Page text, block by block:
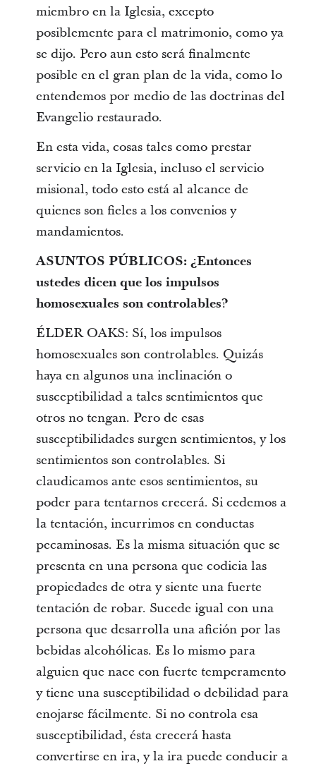
miembro en la Iglesia, excepto
posiblemente para el matrimonio, como ya
se dijo. Pero aun esto será finalmente
posible en el gran plan de la vida, como lo
entendemos por medio de las doctrinas del
Evangelio restaurado.
En esta vida, cosas tales como prestar
servicio en la Iglesia, incluso el servicio
misional, todo esto está al alcance de
quienes son fieles a los convenios y
mandamientos.
ASUNTOS PÚBLICOS: ¿Entonces
ustedes dicen que los impulsos
homosexuales son controlables?
ÉLDER OAKS: Sí, los impulsos
homosexuales son controlables. Quizás
haya en algunos una inclinación o
susceptibilidad a tales sentimientos que
otros no tengan. Pero de esas
susceptibilidades surgen sentimientos, y los
sentimientos son controlables. Si
claudicamos ante esos sentimientos, su
poder para tentarnos crecerá. Si cedemos a
la tentación, incurrimos en conductas
pecaminosas. Es la misma situación que se
presenta en una persona que codicia las
propiedades de otra y siente una fuerte
tentación de robar. Sucede igual con una
persona que desarrolla una afición por las
bebidas alcohólicas. Es lo mismo para
alguien que nace con fuerte temperamento
y tiene una susceptibilidad o debilidad para
enojarse fácilmente. Si no controla esa
susceptibilidad, ésta crecerá hasta
convertirse en ira, y la ira puede conducir a